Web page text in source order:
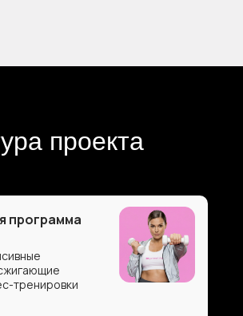
проекта
тренировки
программа